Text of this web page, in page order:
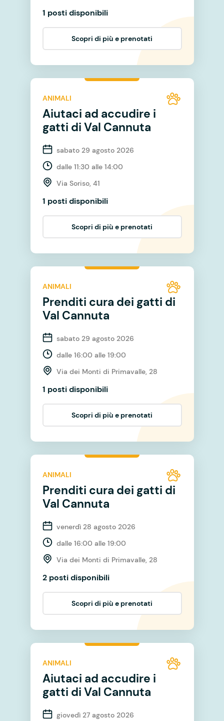
1 posti disponibili
Scopri di più e prenotati
ANIMALI
Aiutaci ad accudire i
gatti di Val Cannuta
sabato 29 agosto 2026
dalle 11:30 alle 14:00
Via Soriso, 41
1 posti disponibili
Scopri di più e prenotati
ANIMALI
Prenditi cura dei gatti di
Val Cannuta
sabato 29 agosto 2026
dalle 16:00 alle 19:00
Via dei Monti di Primavalle, 28
1 posti disponibili
Scopri di più e prenotati
ANIMALI
Prenditi cura dei gatti di
Val Cannuta
venerdì 28 agosto 2026
dalle 16:00 alle 19:00
Via dei Monti di Primavalle, 28
2 posti disponibili
Scopri di più e prenotati
ANIMALI
Aiutaci ad accudire i
gatti di Val Cannuta
giovedì 27 agosto 2026